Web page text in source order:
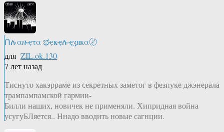
Ոሉαዙҿτα ಭҿҝҿሉҿʓяҝα〄
для ZIL.ok.130
7 лет назад
Тиснуто хакэрраме из секретных заметог в фезпуке джэнерала
трампампамской гармии-
Билли наших, новичек не применяли. Хипридная война
усугуБЛяется.. Ннадо вводить новые сагнции.